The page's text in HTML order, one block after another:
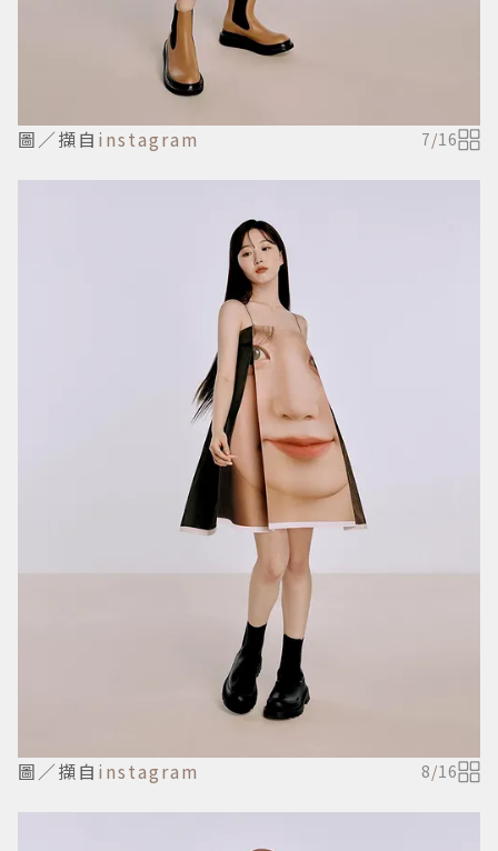
圖／擷自 instagram 7/16
圖／擷自 instagram 8/16